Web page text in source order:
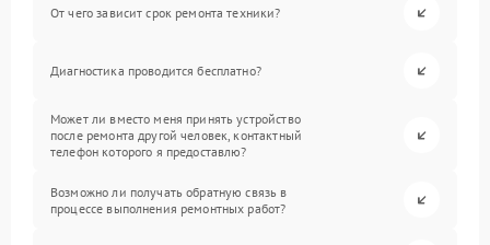
От чего зависит срок ремонта техники?
Диагностика проводится бесплатно?
Может ли вместо меня принять устройство
после ремонта другой человек, контактный
телефон которого я предоставлю?
Возможно ли получать обратную связь в
процессе выполнения ремонтных работ?